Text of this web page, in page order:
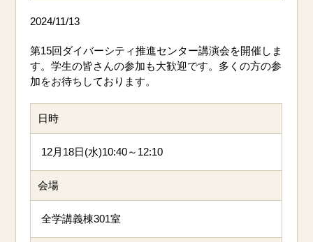
2024/11/13
第15回ダイバーシティ推進センター講演会を開催しま
す。学生の皆さんの参加も大歓迎です。多くの方の参
加をお待ちしております。
日時
12月18日(水)10:40～12:10
会場
全学講義棟301室